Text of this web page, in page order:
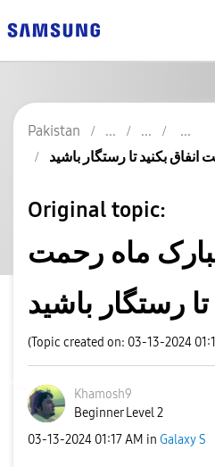
Pakistan
بکنید تا رستگار باشيد
Original topic:
ماه رحمت
تا رستگار باشيد
(Topic created on: 03-13-2024
Khamosh9
Beginner Level 2
‎03-13-2024 01:17 AM in Galaxy S